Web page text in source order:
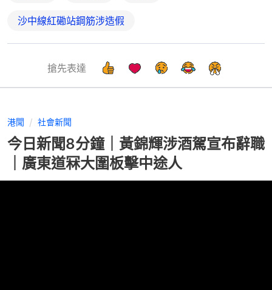
沙中線紅磡站鋼筋涉造假
搶先表達
港聞 社會新聞
今日新聞8分鐘｜黃錦輝涉酒駕宣布辭職
｜廣東道冧大圍板擊中途人